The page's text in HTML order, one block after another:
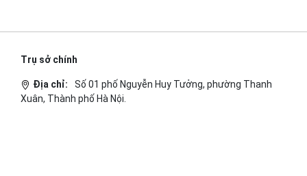
Trụ sở chính
Địa chỉ:
Số 01 phố Nguyễn Huy Tưởng, phường Thanh
Xuân, Thành phố Hà Nội.